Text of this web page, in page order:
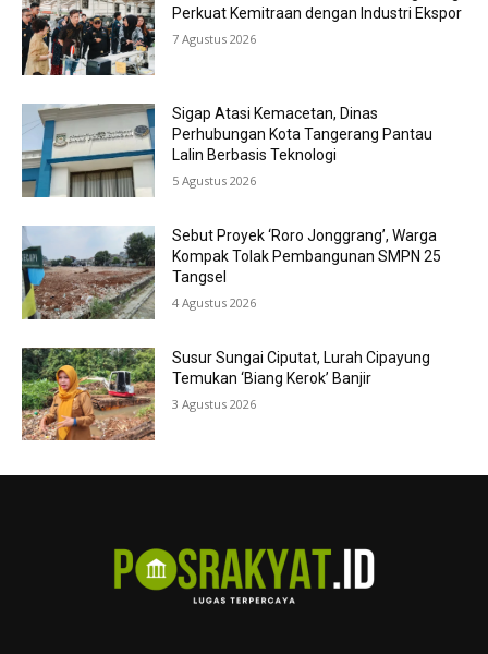
Perkuat Kemitraan dengan Industri Ekspor
7 Agustus 2026
Sigap Atasi Kemacetan, Dinas
Perhubungan Kota Tangerang Pantau
Lalin Berbasis Teknologi
5 Agustus 2026
Sebut Proyek ‘Roro Jonggrang’, Warga
Kompak Tolak Pembangunan SMPN 25
Tangsel
4 Agustus 2026
Susur Sungai Ciputat, Lurah Cipayung
Temukan ‘Biang Kerok’ Banjir
3 Agustus 2026